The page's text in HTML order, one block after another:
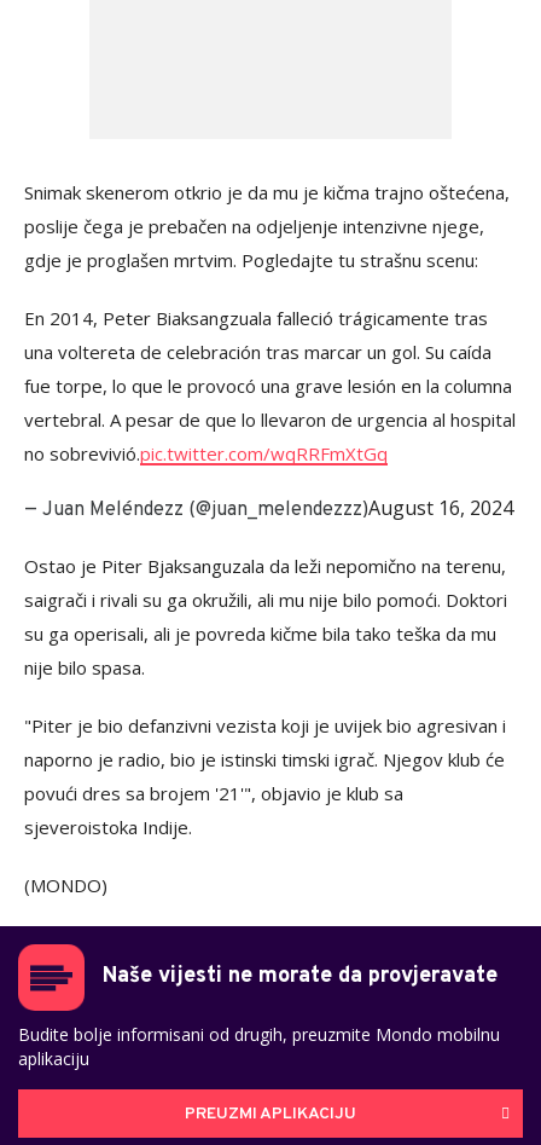
Snimak skenerom otkrio je da mu je kičma trajno oštećena,
poslije čega je prebačen na odjeljenje intenzivne njege,
gdje je proglašen mrtvim. Pogledajte tu strašnu scenu:
En 2014, Peter Biaksangzuala falleció trágicamente tras
una voltereta de celebración tras marcar un gol. Su caída
fue torpe, lo que le provocó una grave lesión en la columna
vertebral. A pesar de que lo llevaron de urgencia al hospital
no sobrevivió.pic.twitter.com/wqRRFmXtGq
— Juan Meléndezz (@juan_melendezzz)August 16, 2024
Ostao je Piter Bjaksanguzala da leži nepomično na terenu,
saigrači i rivali su ga okružili, ali mu nije bilo pomoći. Doktori
su ga operisali, ali je povreda kičme bila tako teška da mu
nije bilo spasa.
"Piter je bio defanzivni vezista koji je uvijek bio agresivan i
naporno je radio, bio je istinski timski igrač. Njegov klub će
povući dres sa brojem '21'", objavio je klub sa
sjeveroistoka Indije.
(MONDO)
Naše vijesti ne morate da provjeravate
Budite bolje informisani od drugih, preuzmite Mondo mobilnu
aplikaciju
PREUZMI APLIKACIJU